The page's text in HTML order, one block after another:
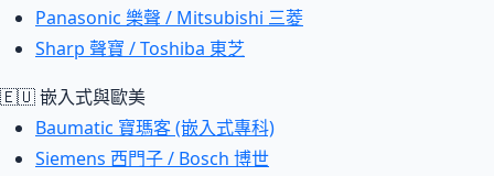
Panasonic 樂聲 / Mitsubishi 三菱
Sharp 聲寶 / Toshiba 東芝
🇪🇺 嵌入式與歐美
Baumatic 寶瑪客 (嵌入式專科)
Siemens 西門子 / Bosch 博世